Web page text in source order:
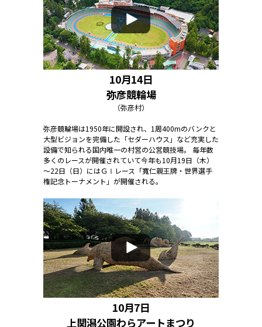
10月14日
弥彦競輪場
（弥彦村）
弥彦競輪場は1950年に開設され、1周400mのバンクと
大型ビジョンを完備した「セダーハウス」など充実した
設備で知られる国内唯一の村営の公営競技場。 毎年数
多くのレースが開催されていて今年も10月19日（木）
～22日（日）にはＧⅠレース「寬仁親王牌・世界選手
権記念トーナメント」が開催される。
10月7日
上関潟公園わらアートまつり